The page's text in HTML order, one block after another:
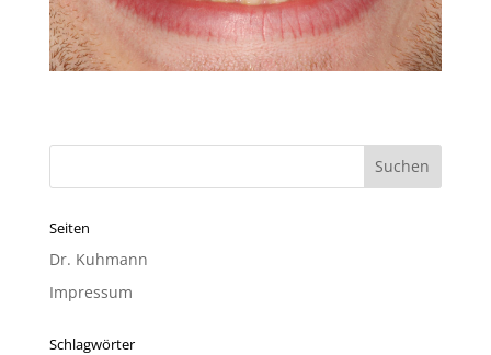
Seiten
Dr. Kuhmann
Impressum
Schlagwörter